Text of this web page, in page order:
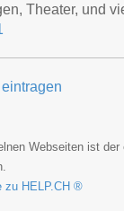
Theater, und
Webseiten ist der
zu HELP.CH ®